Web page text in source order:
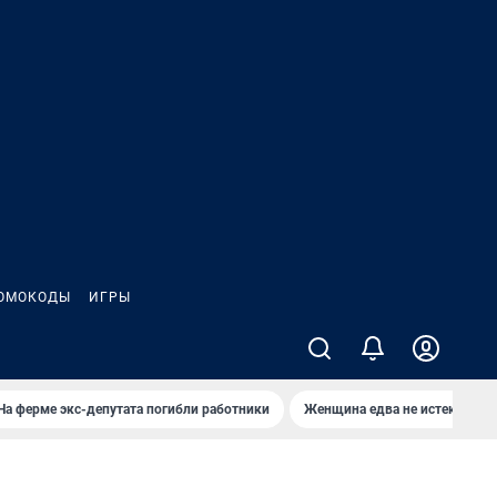
ИГРЫ
ферме экс-депутата погибли работники Женщина едва не истекла